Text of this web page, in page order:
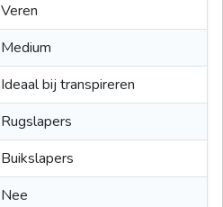
Veren
Medium
Ideaal bij transpireren
Rugslapers
Buikslapers
Nee